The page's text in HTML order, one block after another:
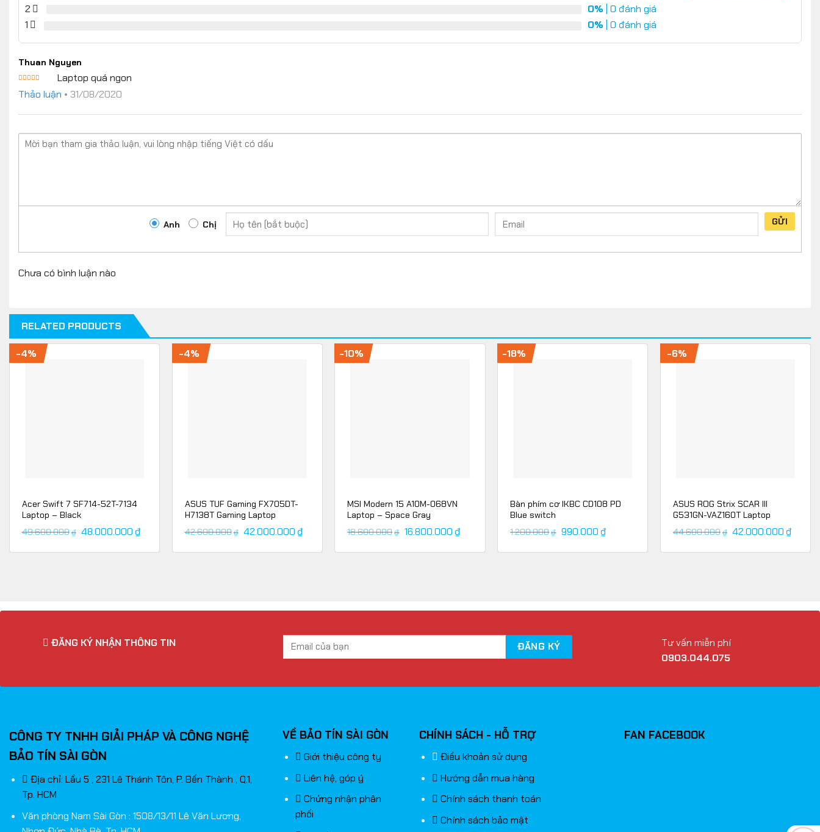
2
0% | 0 đánh giá
1
0% | 0 đánh giá
Thuan Nguyen
of 5
Laptop quá ngon
Thảo luận • 31/08/2020
Anh Chị GỬI
Chưa có bình luận nào
RELATED PRODUCTS
-4%
Acer Swift 7 SF714-52T-7134
Laptop – Black
49.600.000₫ 48.000.000 ₫
-4%
ASUS TUF Gaming FX705DT-
H7138T Gaming Laptop
42.600.000₫ 42.000.000 ₫
-10%
MSI Modern 15 A10M-068VN
Laptop – Space Gray
18.600.000₫ 16.800.000 ₫
-18%
Bàn phím cơ IKBC CD108 PD
Blue switch
1.200.000₫ 990.000 ₫
-6%
ASUS ROG Strix SCAR III
G531GN-VAZ160T Laptop
44.600.000₫ 42.000.000 ₫
ĐĂNG KÝ NHẬN THÔNG TIN
Tư vấn miễn phí
0903.044.075
CÔNG TY TNHH GIẢI PHÁP VÀ CÔNG NGHỆ
BẢO TÍN SÀI GÒN
Địa chỉ: Lầu 5 , 231 Lê Thánh Tôn, P. Bến Thành , Q.1,
Tp. HCM
Văn phòng Nam Sài Gòn : 1508/13/11 Lê Văn Lương,
VỀ BẢO TÍN SÀI GÒN
Giới thiệu công ty
Liên hệ, góp ý
Chứng nhận phân
phối
CHÍNH SÁCH - HỖ TRỢ
Điều khoản sử dụng
Hướng dẫn mua hàng
Chính sách thanh toán
Chính sách bảo mật
FAN FACEBOOK